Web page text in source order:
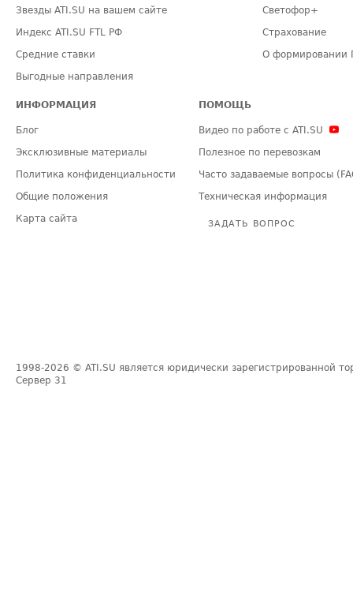
Звезды ATI.SU на вашем сайте
Индекс ATI.SU FTL РФ
Средние ставки
Выгодные направления
Светофор+
Страхование
О формировании
ИНФОРМАЦИЯ
Блог
Эксклюзивные материалы
Политика конфиденциальности
Общие положения
Карта сайта
ПОМОЩЬ
Видео по работе с ATI.SU
Полезное по перевозкам
Часто задаваемые вопросы
Техническая информация
ЗАДАТЬ ВОПРОС
1998-2026 © ATI.SU является юридически зарегистрированной
Сервер 31